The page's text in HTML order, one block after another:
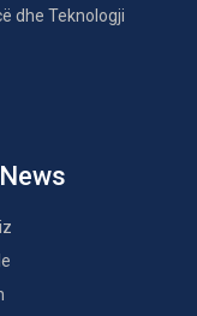
dhe Teknologji